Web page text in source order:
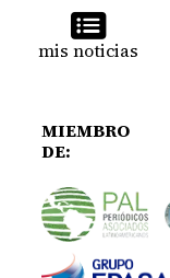
mis noticias
MIEMBRO
DE: